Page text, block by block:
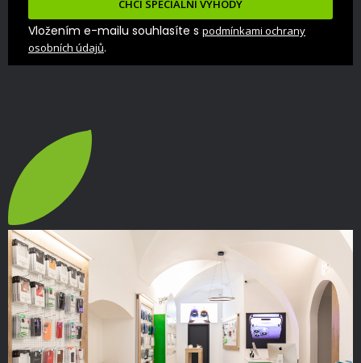
CHCI SPECIÁLNÍ VÝHODY
Vložením e-mailu souhlasíte s podmínkami ochrany
osobních údajů.